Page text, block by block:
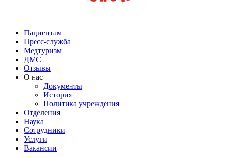
Пациентам
Пресс-служба
Медтуризм
ДМС
Отзывы
О нас
Документы
История
Политика учреждения
Отделения
Наука
Сотрудники
Услуги
Вакансии